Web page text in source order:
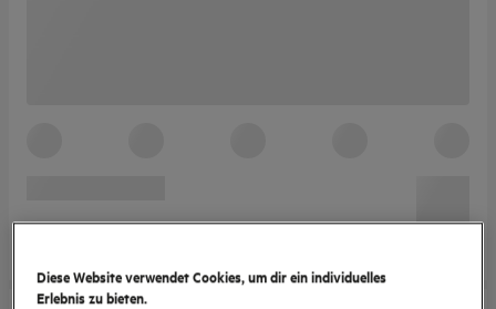
Diese Website verwendet Cookies, um dir ein individuelles
Erlebnis zu bieten.